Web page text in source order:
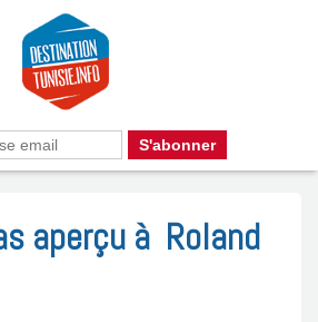
aperçu à Roland